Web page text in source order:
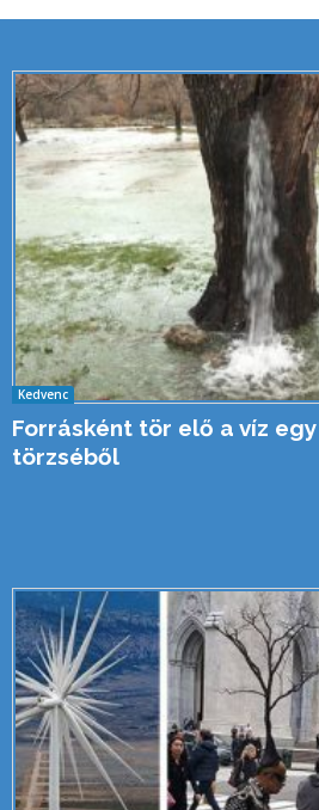
Kedvenc
Forrásként tör elő a víz
törzséből